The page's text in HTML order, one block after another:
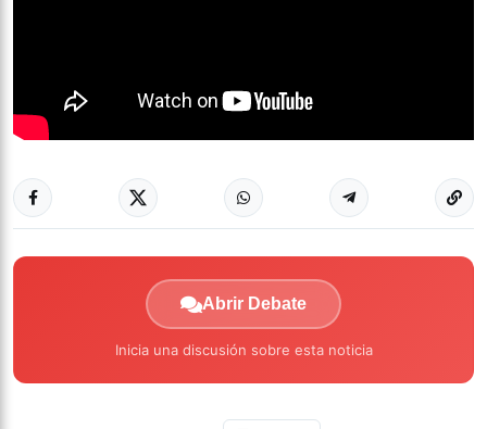
Abrir Debate
Inicia una discusión sobre esta noticia